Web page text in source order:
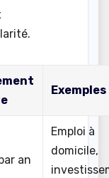
Exemples
an
Emploi à
domicile,